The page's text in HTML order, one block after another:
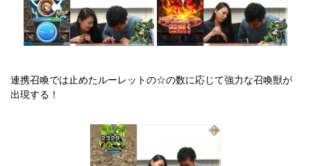
連携召喚では止めたルーレットの☆の数に応じて強力な召喚獣が
出現する！